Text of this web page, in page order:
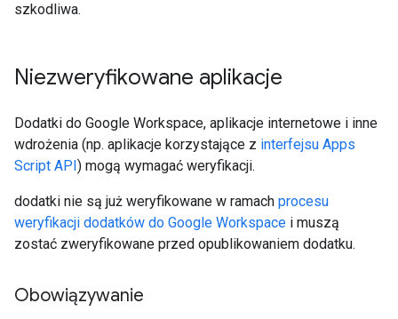
szkodliwa.
Niezweryfikowane aplikacje
Dodatki do Google Workspace, aplikacje internetowe i inne
wdrożenia (np. aplikacje korzystające z interfejsu Apps
Script API ) mogą wymagać weryfikacji.
dodatki nie są już weryfikowane w ramach procesu
weryfikacji dodatków do Google Workspace i muszą
zostać zweryfikowane przed opublikowaniem dodatku.
Obowiązywanie